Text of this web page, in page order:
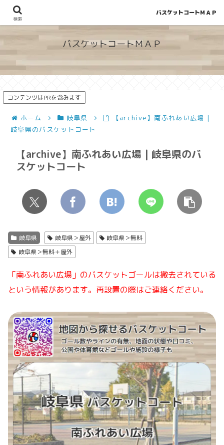
地図から探せる！穴場が見つかるバスケットコート情報
バスケットコートＭＡＰ
コンテンツはPRを含みます
ホーム 岐阜県
【archive】南ふれあい広場 |
岐阜県のバスケットコート
【archive】南ふれあい広場 | 岐阜県のバ
スケットコート
岐阜県 岐阜県＞屋外
岐阜県＞無料
岐阜県＞無料＋屋外
「南ふれあい広場」のバスケットゴールは撤去されている
という情報があります。再設置の際はご連絡ください。
検索
バスケットコートＭＡＰ